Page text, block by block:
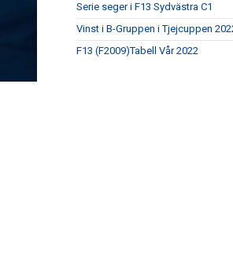
Serie seger i F13 Sydvästra C1
Vinst i B-Gruppen i Tjejcuppen
F13 (F2009)Tabell Vår 2022